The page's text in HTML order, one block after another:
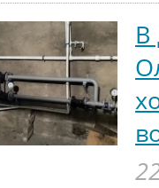
В